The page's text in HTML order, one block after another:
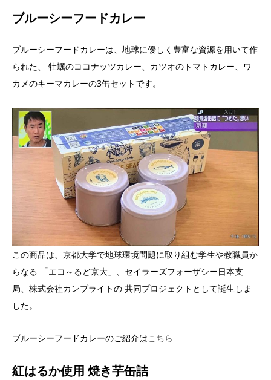
ブルーシーフードカレー
ブルーシーフードカレーは、地球に優しく豊富な資源を用いて作
られた、 牡蠣のココナッツカレー、カツオのトマトカレー、ワ
カメのキーマカレーの3缶セットです。
この商品は、京都大学で地球環境問題に取り組む学生や教職員か
らなる 「エコ～るど京大」、セイラーズフォーザシー日本支
局、株式会社カンブライトの 共同プロジェクトとして誕生しま
した。
ブルーシーフードカレーのご紹介はこちら
紅はるか使用 焼き芋缶詰